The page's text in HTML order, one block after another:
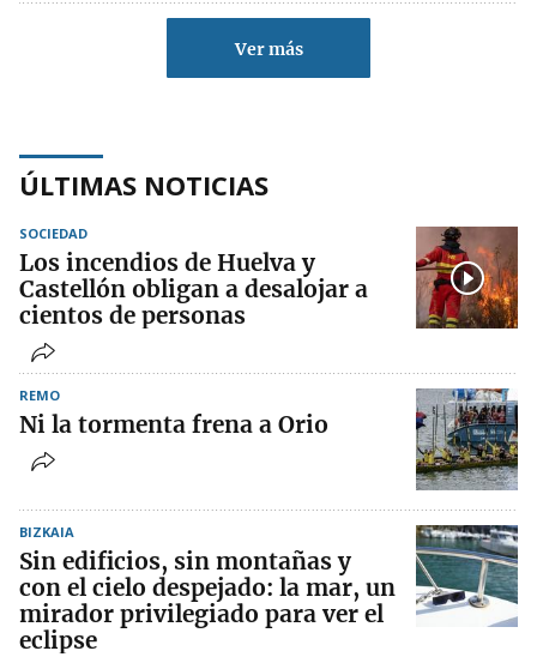
Ver más
ÚLTIMAS NOTICIAS
SOCIEDAD
Los incendios de Huelva y
Castellón obligan a desalojar a
cientos de personas
REMO
Ni la tormenta frena a Orio
BIZKAIA
Sin edificios, sin montañas y
con el cielo despejado: la mar, un
mirador privilegiado para ver el
eclipse